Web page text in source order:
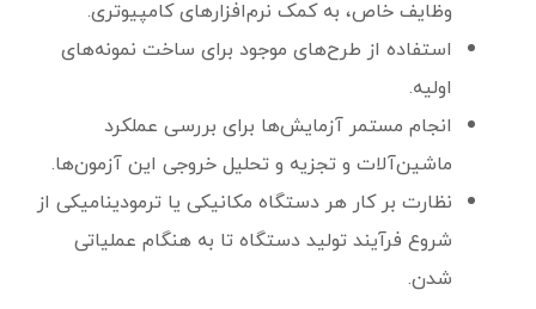
وظایف خاص، به کمک نرم‌افزارهای کامپیوتری.
استفاده از طرح‌های موجود برای ساخت نمونه‌های
اولیه.
انجام مستمر آزمایش‌ها برای بررسی عملکرد
ماشین‌آلات و تجزیه و تحلیل خروجی این آزمون‌ها.
نظارت بر کار هر دستگاه مکانیکی یا ترمودینامیکی از
شروع فرآیند تولید دستگاه تا به هنگام عملیاتی
شدن.